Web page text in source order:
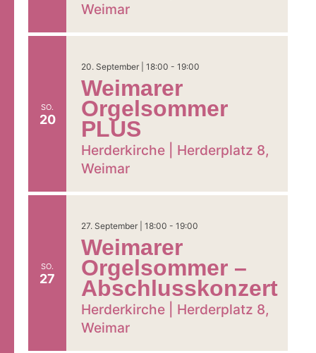
Weimar
SO.
20
20. September | 18:00 - 19:00
Weimarer
Orgelsommer
PLUS
Herderkirche | Herderplatz 8,
Weimar
SO.
27
27. September | 18:00 - 19:00
Weimarer
Orgelsommer –
Abschlusskonzert
Herderkirche | Herderplatz 8,
Weimar